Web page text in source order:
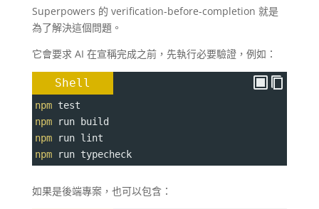
Superpowers 的 verification-before-completion 就是
為了解決這個問題。
它會要求 AI 在宣稱完成之前，先執行必要驗證，例如：
Shell
npm test
npm run build
npm run lint
npm run typecheck
如果是後端專案，也可以包含：